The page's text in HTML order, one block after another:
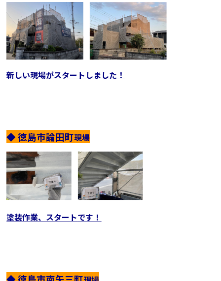
新しい現場がスタートしました！
◆ 徳島市論田町現場
塗装作業、スタートです！